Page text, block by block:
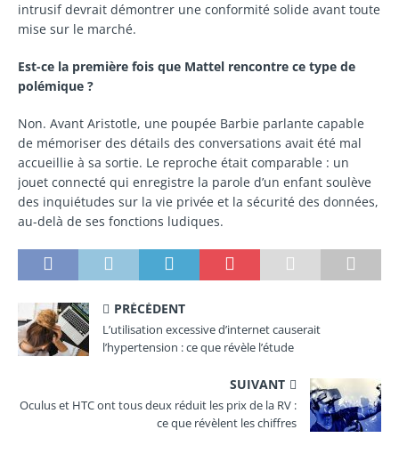
intrusif devrait démontrer une conformité solide avant toute
mise sur le marché.
Est-ce la première fois que Mattel rencontre ce type de
polémique ?
Non. Avant Aristotle, une poupée Barbie parlante capable
de mémoriser des détails des conversations avait été mal
accueillie à sa sortie. Le reproche était comparable : un
jouet connecté qui enregistre la parole d’un enfant soulève
des inquiétudes sur la vie privée et la sécurité des données,
au-delà de ses fonctions ludiques.
PRÉCÉDENT
L’utilisation excessive d’internet causerait
l’hypertension : ce que révèle l’étude
SUIVANT
Oculus et HTC ont tous deux réduit les prix de la RV :
ce que révèlent les chiffres